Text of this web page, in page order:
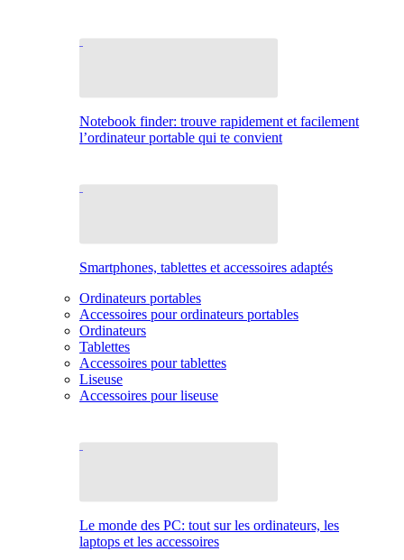
Notebook finder: trouve rapidement et facilement
l’ordinateur portable qui te convient
Smartphones, tablettes et accessoires adaptés
Ordinateurs portables
Accessoires pour ordinateurs portables
Ordinateurs
Tablettes
Accessoires pour tablettes
Liseuse
Accessoires pour liseuse
Le monde des PC: tout sur les ordinateurs, les
laptops et les accessoires